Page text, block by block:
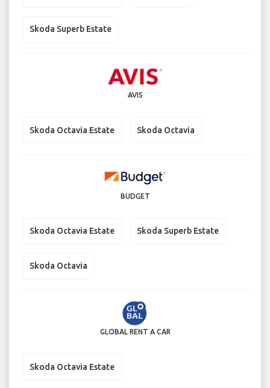
Skoda Superb Estate
AVIS
Skoda Octavia Estate Skoda Octavia
BUDGET
Skoda Octavia Estate Skoda Superb Estate
Skoda Octavia
GLOBAL RENT A CAR
Skoda Octavia Estate